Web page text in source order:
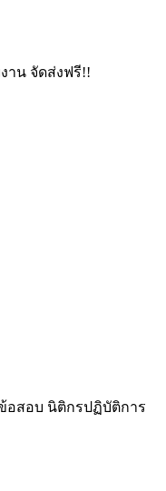
าน จัดส่งฟรี!!
อสอบ นิติกรปฏิบัติการ